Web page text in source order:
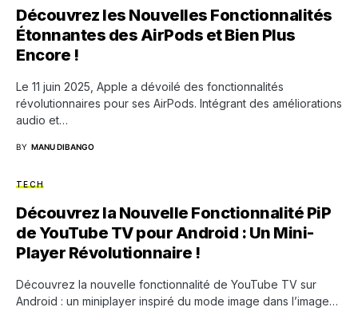
Découvrez les Nouvelles Fonctionnalités
Étonnantes des AirPods et Bien Plus
Encore !
Le 11 juin 2025, Apple a dévoilé des fonctionnalités
révolutionnaires pour ses AirPods. Intégrant des améliorations
audio et…
BY MANU DIBANGO
TECH
Découvrez la Nouvelle Fonctionnalité PiP
de YouTube TV pour Android : Un Mini-
Player Révolutionnaire !
Découvrez la nouvelle fonctionnalité de YouTube TV sur
Android : un miniplayer inspiré du mode image dans l’image…